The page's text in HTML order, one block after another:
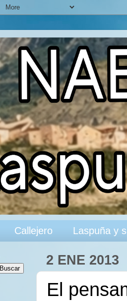
Callejero Laspuña y
2 ENE 2013
El